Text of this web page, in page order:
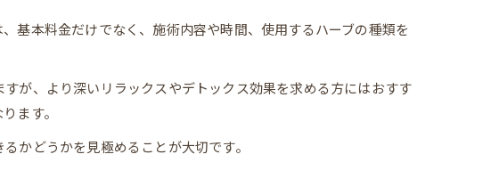
基本料金だけでなく、施術内容や時間、使用するハーブの種類を
が、より深いリラックスやデトックス効果を求める方にはおすす
ます。
かどうかを見極めることが大切です。